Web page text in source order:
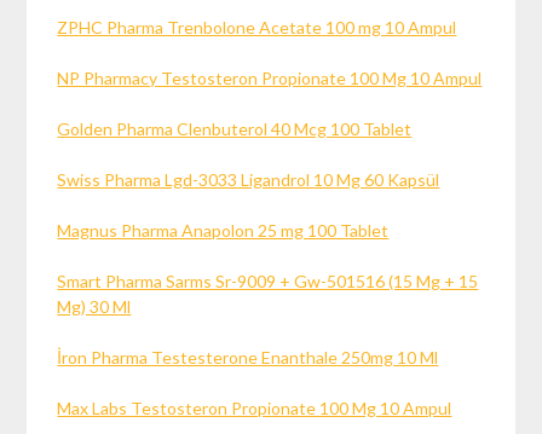
ZPHC Pharma Trenbolone Acetate 100 mg 10 Ampul
NP Pharmacy Testosteron Propionate 100 Mg 10 Ampul
Golden Pharma Clenbuterol 40 Mcg 100 Tablet
Swiss Pharma Lgd-3033 Ligandrol 10 Mg 60 Kapsül
Magnus Pharma Anapolon 25 mg 100 Tablet
Smart Pharma Sarms Sr-9009 + Gw-501516 (15 Mg + 15
Mg) 30 Ml
İron Pharma Testesterone Enanthale 250mg 10 Ml
Max Labs Testosteron Propionate 100 Mg 10 Ampul